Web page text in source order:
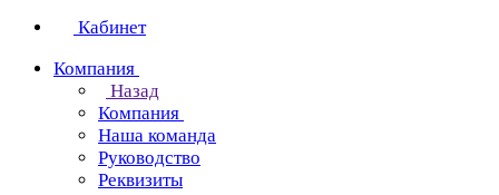
Кабинет
Компания
Назад
Компания
Наша команда
Руководство
Реквизиты